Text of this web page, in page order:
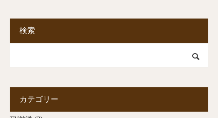
検索
カテゴリー